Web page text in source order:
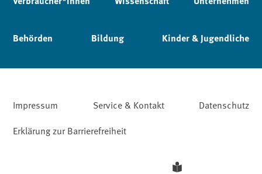
Behörden Bildung Kinder & Jugendliche
Impressum Service & Kontakt
Datenschutz
Erklärung zur Barrierefreiheit